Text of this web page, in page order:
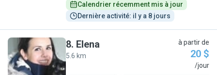
Calendrier récemment mis à jour
Dernière activité: il y a 8 jours
E
8. Elena
5.6 km
à partir de
20 $
/jour